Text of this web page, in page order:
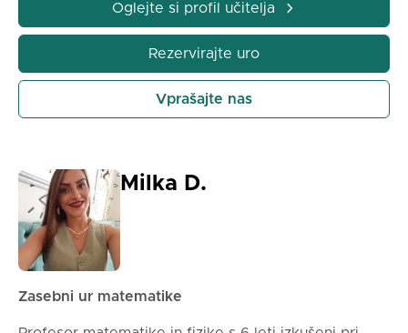
Oglejte si profil učitelja
Rezervirajte uro
Vprašajte nas
Milka D.
Zasebni ur matematike